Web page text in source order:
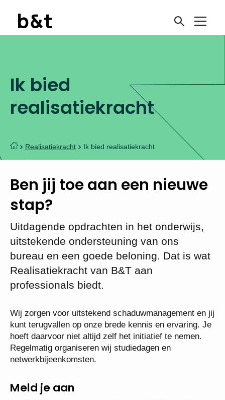
Ik bied
realisatiekracht
Realisatiekracht Ik bied realisatiekracht
Ben jij toe aan een nieuwe
stap?
Uitdagende opdrachten in het onderwijs,
uitstekende ondersteuning van ons
bureau en een goede beloning. Dat is wat
Realisatiekracht van B&T aan
professionals biedt.
Wij zorgen voor uitstekend schaduwmanagement en jij
kunt terugvallen op onze brede kennis en ervaring. Je
hoeft daarvoor niet altijd zelf het initiatief te nemen.
Regelmatig organiseren wij studiedagen en
netwerkbijeenkomsten.
Meld je aan